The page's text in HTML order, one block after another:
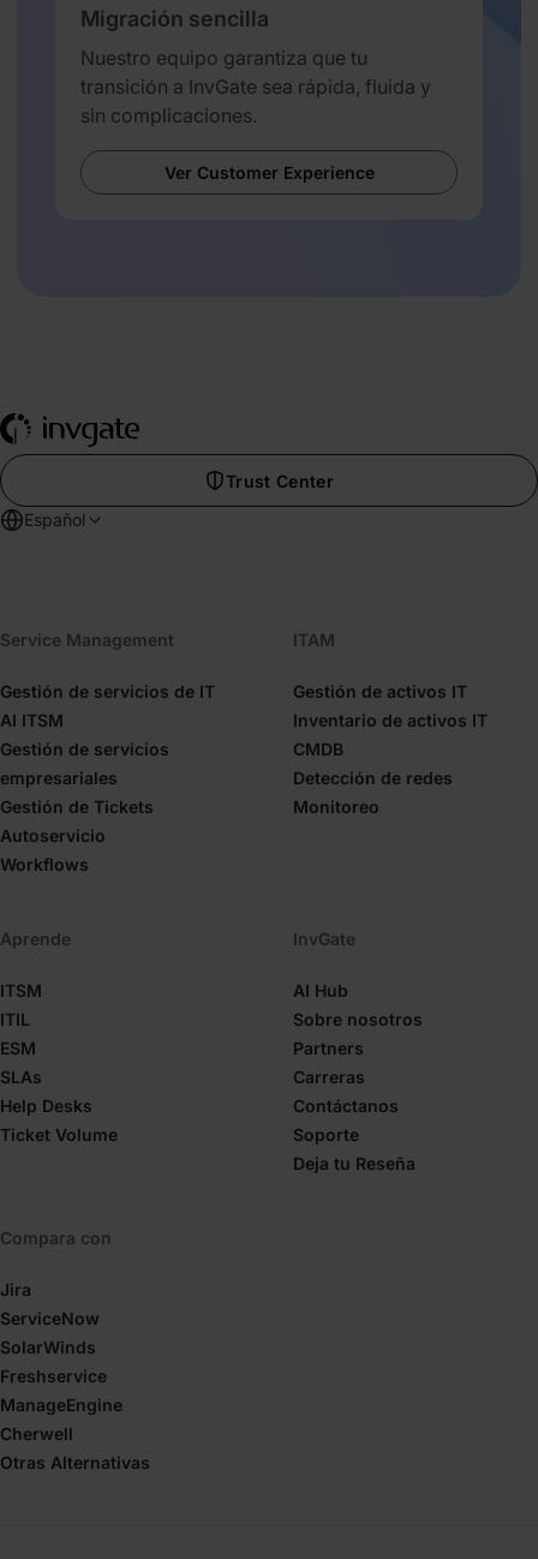
Migración sencilla
Nuestro equipo garantiza que tu
transición a InvGate sea rápida, fluida y
sin complicaciones.
Ver Customer Experience
Trust Center
Español
Service Management
Gestión de servicios de IT
AI ITSM
Gestión de servicios
empresariales
Gestión de Tickets
Autoservicio
Workflows
ITAM
Gestión de activos IT
Inventario de activos IT
CMDB
Detección de redes
Monitoreo
Aprende
ITSM
ITIL
ESM
SLAs
Help Desks
Ticket Volume
InvGate
AI Hub
Sobre nosotros
Partners
Carreras
Contáctanos
Soporte
Deja tu Reseña
Compara con
Jira
ServiceNow
SolarWinds
Freshservice
ManageEngine
Cherwell
Otras Alternativas